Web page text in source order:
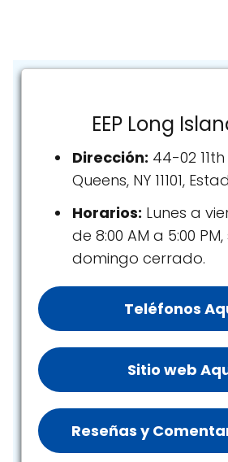
EEP Long
Dirección: 44-02
Queens, NY 11101,
Horarios: Lunes a
de 8:00 AM a 5:00
domingo cerrado.
Teléfonos
Sitio web
Reseñas y